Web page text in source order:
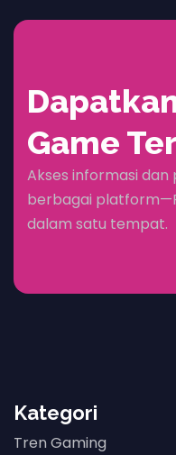
Game
Akses informasi
berbagai
dalam satu tempat.
Kategori
Tren Gaming